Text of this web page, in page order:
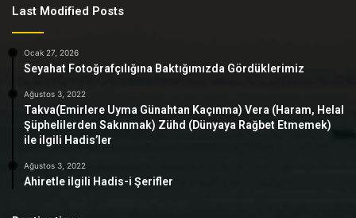
Last Modified Posts
Ocak 27, 2026
Seyahat Fotoğrafçılığına Baktığımızda Gördüklerimiz
Ağustos 3, 2022
Takva(Emirlere Uyma Günahtan Kaçınma) Vera (Haram, Helal
Şüphelilerden Sakınmak) Zühd (Dünyaya Rağbet Etmemek)
ile ilgili Hadis’ler
Ağustos 3, 2022
Ahiretle ilgili Hadis-i Şerifler